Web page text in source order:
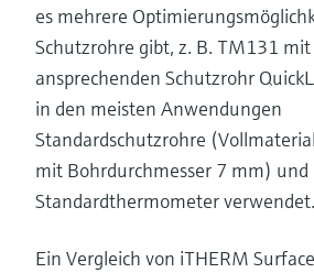
es mehrere
Schutzrohre gibt, z. B. TM131
ansprechenden Schutzrohr
in den meisten Anwendungen
Standardschutzrohre
mit Bohrdurchmesser 7 mm) und
Standardthermometer verwendet.
Ein Vergleich von iTHERM